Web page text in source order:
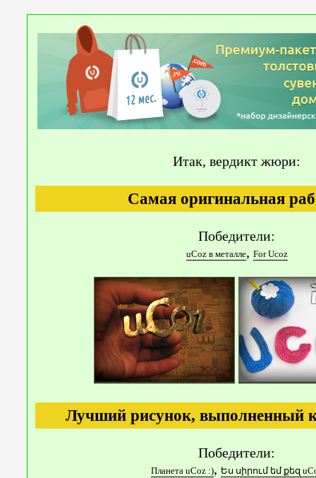
Итак, вердикт жюри:
Самая оригинальная
Победители:
uCoz в металле, For Ucoz
Лучший рисунок, выполненный
Победители:
Планета uCoz :), Ես սիրում եմ քեզ